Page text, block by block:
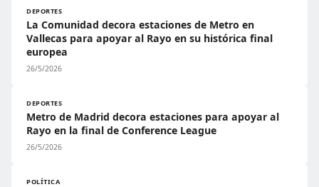
DEPORTES
La Comunidad decora estaciones de Metro en
Vallecas para apoyar al Rayo en su histórica final
europea
26/5/2026
DEPORTES
Metro de Madrid decora estaciones para apoyar al
Rayo en la final de Conference League
26/5/2026
POLÍTICA